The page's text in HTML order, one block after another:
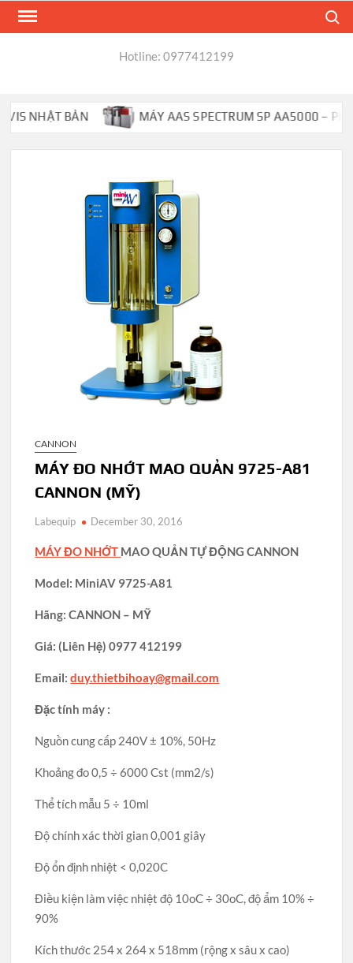
Skip
Hotline: 0977412199
NHẬT BẢN MÁY AAS SPECTRUM SP AA5000 – PHỔ
CANNON
MÁY ĐO NHỚT MAO QUẢN 9725-A81
CANNON (MỸ)
Labequip December 30, 2016
MÁY ĐO NHỚT MAO QUẢN TỰ ĐỘNG CANNON
Model: MiniAV 9725-A81
Hãng: CANNON – MỸ
Giá:(Liên Hệ)0977 412199
Email:duy.thietbihoay@gmail.com
Đặc tính máy :
Nguồn cung cấp 240V ± 10%, 50Hz
Khoảng đo 0,5 ÷ 6000 Cst (mm2/s)
Thể tích mẫu 5 ÷ 10ml
Độ chính xác thời gian 0,001 giây
Độ ổn định nhiệt < 0,020C
Điều kiện làm việc nhiệt độ 10oC ÷ 30oC, độ ẩm 10% ÷
90%
Kích thước 254 x 264 x 518mm (rộng x sâu x cao)